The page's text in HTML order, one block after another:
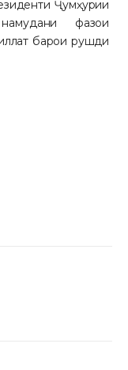
Ҷумҳурии
фазои
барои рушди